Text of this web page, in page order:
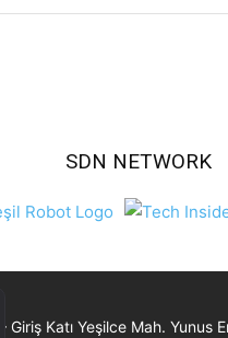
SDN NETWORK
Giriş Katı Yeşilce Mah. Yunus